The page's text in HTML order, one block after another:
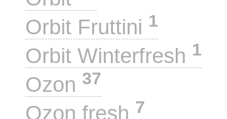
Orbit Fruttini 1
Orbit Winterfresh 1
Ozon 37
Ozon fresh 7